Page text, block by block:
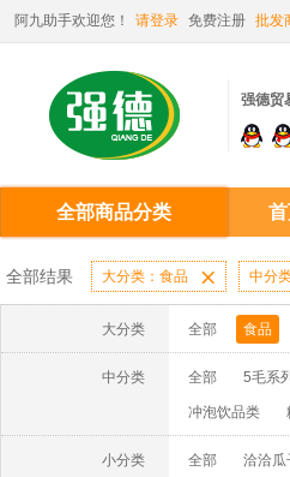
阿九助手欢迎您！ 请登录 免费注册 批发
强德贸
全部商品分类
全部结果 大分类：食品  中分
大分类 全部 食品
中分类 全部 5毛系列
冲泡饮品类
小分类 全部 洽洽瓜